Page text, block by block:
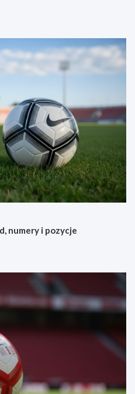
numery i pozycje